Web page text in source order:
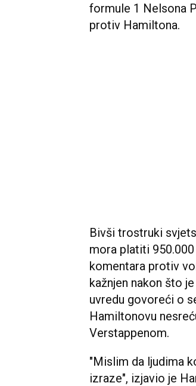
formule 1 Nelsona
protiv Hamiltona.
Bivši trostruki
mora platiti
komentara protiv
kažnjen nakon što
uvredu govoreći o
Hamiltonovu
Verstappenom.
"Mislim da ljudima
izraze", izjavio je